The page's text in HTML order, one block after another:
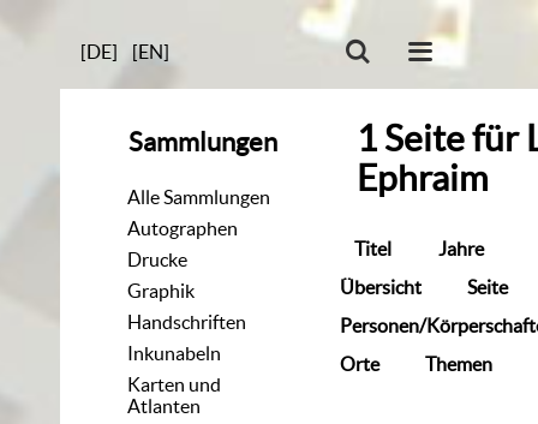
[DE] [EN]
Sammlungen
Alle Sammlungen
Autographen
Drucke
Graphik
Handschriften
Inkunabeln
Karten und
Atlanten
1 Seitefür
Ephraim
Titel
Jahre
Übersicht
Seite
Personen/
Orte
Themen